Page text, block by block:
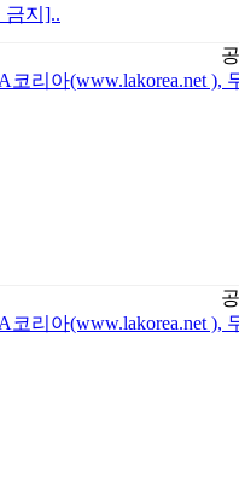
금지]..
리아(www.lakorea.net ),
리아(www.lakorea.net ),